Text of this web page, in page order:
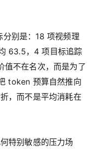
别是：18 项视频理
63.5，4 项目标追踪
不在名次，而是为了
token 预算自然推向
，而不是平均消耗在
特别敏感的压力场